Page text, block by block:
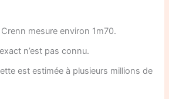
mesure environ 1m70.
n’est pas connu.
est estimée à plusieurs millions de